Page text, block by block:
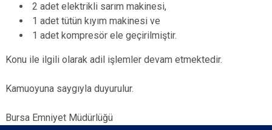
2 adet elektrikli sarım makinesi,
1 adet tütün kıyım makinesi ve
1 adet kompresör ele geçirilmiştir.
Konu ile ilgili olarak adil işlemler devam etmektedir.
Kamuoyuna saygıyla duyurulur.
Bursa Emniyet Müdürlüğü